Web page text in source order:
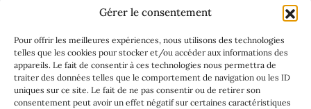
Gérer le consentement
Pour offrir les meilleures expériences, nous utilisons des technologies
telles que les cookies pour stocker et/ou accéder aux informations des
appareils. Le fait de consentir à ces technologies nous permettra de
traiter des données telles que le comportement de navigation ou les ID
uniques sur ce site. Le fait de ne pas consentir ou de retirer son
consentement peut avoir un effet négatif sur certaines caractéristiques